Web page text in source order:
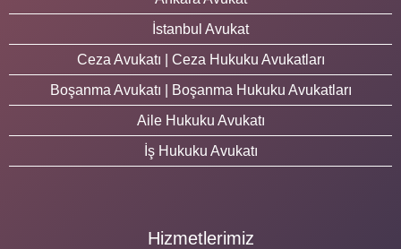
İstanbul Avukat
Ceza Avukatı | Ceza Hukuku Avukatları
Boşanma Avukatı | Boşanma Hukuku Avukatları
Aile Hukuku Avukatı
İş Hukuku Avukatı
Hizmetlerimiz